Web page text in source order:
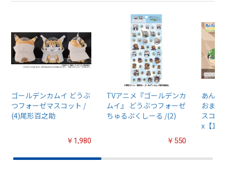
ゴールデンカムイ どうぶ
つフォーゼマスコット /
(4)尾形百之助
￥1,980
TVアニメ『ゴールデンカ
ムイ』 どうぶつフォーゼ
ちゅるぷくしーる /(2)
￥550
あんさ
おまん
スコッ
x【